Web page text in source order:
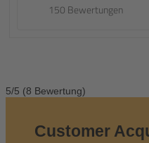
150 Bewertungen
5/5 (8 Bewertung)
Customer